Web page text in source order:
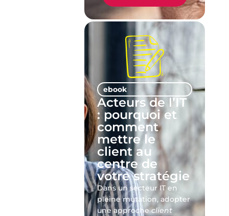
ebook
Acteurs de l’IT
: pourquoi et
comment
mettre le
client au
centre de
votre stratégie
Dans un secteur IT en
pleine mutation, adopter
une approcheclient